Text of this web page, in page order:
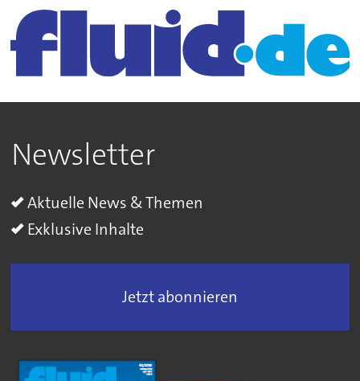
Newsletter
Aktuelle News & Themen
Exklusive Inhalte
Jetzt abonnieren